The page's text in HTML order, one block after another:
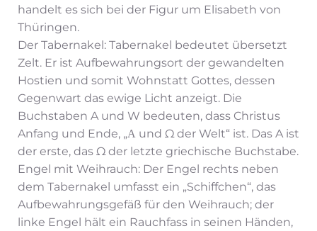
handelt es sich bei der Figur um Elisabeth von
Thüringen.
Der Tabernakel: Tabernakel bedeutet übersetzt
Zelt. Er ist Aufbewahrungsort der gewandelten
Hostien und somit Wohnstatt Gottes, dessen
Gegenwart das ewige Licht anzeigt. Die
Buchstaben A und W bedeuten, dass Christus
Anfang und Ende, „Α und Ω der Welt“ ist. Das A ist
der erste, das Ω der letzte griechische Buchstabe.
Engel mit Weihrauch: Der Engel rechts neben
dem Tabernakel umfasst ein „Schiffchen“, das
Aufbewahrungsgefäß für den Weihrauch; der
linke Engel hält ein Rauchfass in seinen Händen,